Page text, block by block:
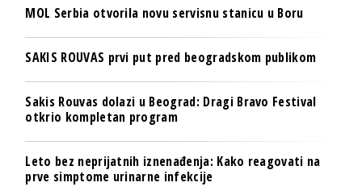
MOL Serbia otvorila novu servisnu stanicu u Boru
SAKIS ROUVAS prvi put pred beogradskom publikom
Sakis Rouvas dolazi u Beograd: Dragi Bravo Festival
otkrio kompletan program
Leto bez neprijatnih iznenađenja: Kako reagovati na
prve simptome urinarne infekcije